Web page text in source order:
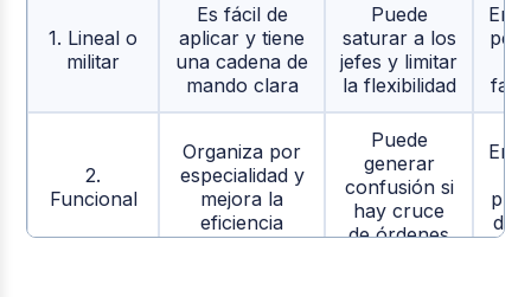
1. Lineal o
militar
Es fácil de
aplicar y tiene
una cadena de
mando clara
Puede
saturar a los
jefes y limitar
la flexibilidad
2.
Funcional
Organiza por
especialidad y
mejora la
eficiencia
Puede
generar
confusión si
hay cruce
de órdenes